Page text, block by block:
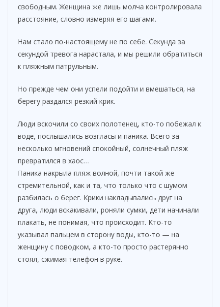
свободным. Женщина же лишь молча контролировала
расстояние, словно измеряя его шагами.
Нам стало по-настоящему не по себе. Секунда за
секундой тревога нарастала, и мы решили обратиться
к пляжным патрульным.
Но прежде чем они успели подойти и вмешаться, на
берегу раздался резкий крик.
Люди вскочили со своих полотенец, кто-то побежал к
воде, послышались возгласы и паника. Всего за
несколько мгновений спокойный, солнечный пляж
превратился в хаос…
Паника накрыла пляж волной, почти такой же
стремительной, как и та, что только что с шумом
разбилась о берег. Крики накладывались друг на
друга, люди вскакивали, роняли сумки, дети начинали
плакать, не понимая, что происходит. Кто-то
указывал пальцем в сторону воды, кто-то — на
женщину с поводком, а кто-то просто растерянно
стоял, сжимая телефон в руке.